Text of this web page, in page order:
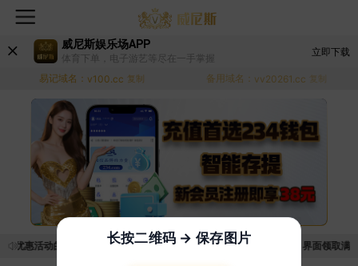
威尼斯娱乐场APP
体育下单，电子游艺等尽在一手掌握
立即下载
易记域名： v100.cc 复制 备用域名： vv20261.cc 复制
优惠活动的手续麻烦，已新增优惠系统，现在可以前往【福利中心】界面领取满
长按二维码 → 保存图片